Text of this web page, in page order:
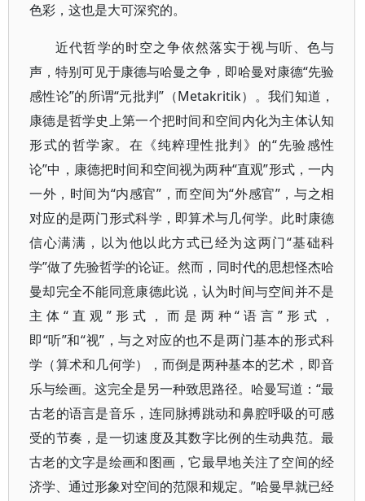
色彩，这也是大可深究的。
近代哲学的时空之争依然落实于视与听、色与
声，特别可见于康德与哈曼之争，即哈曼对康德“先验
感性论”的所谓“元批判”（Metakritik）。我们知道，
康德是哲学史上第一个把时间和空间内化为主体认知
形式的哲学家。在《纯粹理性批判》的“先验感性
论”中，康德把时间和空间视为两种“直观”形式，一内
一外，时间为“内感官”，而空间为“外感官”，与之相
对应的是两门形式科学，即算术与几何学。此时康德
信心满满，以为他以此方式已经为这两门“基础科
学”做了先验哲学的论证。然而，同时代的思想怪杰哈
曼却完全不能同意康德此说，认为时间与空间并不是
主体“直观”形式，而是两种“语言”形式，
即“听”和“视”，与之对应的也不是两门基本的形式科
学（算术和几何学），而倒是两种基本的艺术，即音
乐与绘画。这完全是另一种致思路径。哈曼写道：“最
古老的语言是音乐，连同脉搏跳动和鼻腔呼吸的可感
受的节奏，是一切速度及其数字比例的生动典范。最
古老的文字是绘画和图画，它最早地关注了空间的经
济学、通过形象对空间的范限和规定。”哈曼早就已经